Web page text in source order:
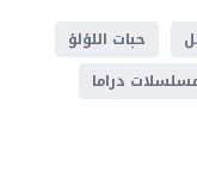
حبات اللؤلؤ
دراما